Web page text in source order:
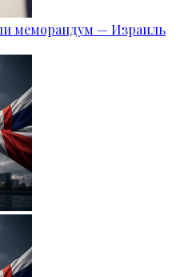
меморандум — Израиль